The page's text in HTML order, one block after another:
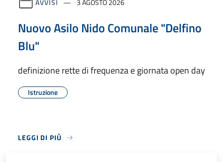
Nuovo Asilo Nido Comunale "Delfino
Blu"
definizione rette di frequenza e giornata open day
Istruzione
LEGGI DI PIÙ